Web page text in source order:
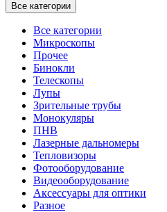
Все категории
Все категории
Микроскопы
Прочее
Бинокли
Телескопы
Лупы
Зрительные трубы
Монокуляры
ПНВ
Лазерные дальномеры
Тепловизоры
Фотооборудование
Видеооборудование
Аксессуары для оптики
Разное